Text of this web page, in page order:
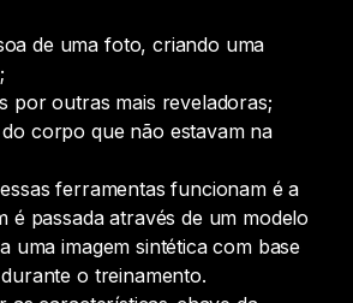
de uma foto, criando uma
por outras mais reveladoras;
corpo que não estavam na
ferramentas funcionam é a
é passada através de um modelo
uma imagem sintética com base
o treinamento.